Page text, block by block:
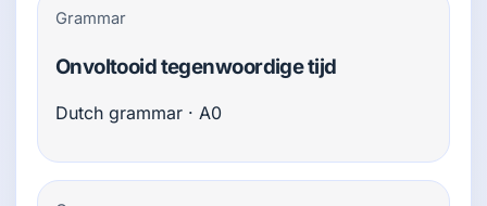
Grammar
Onvoltooid tegenwoordige tijd
Dutch grammar · A0